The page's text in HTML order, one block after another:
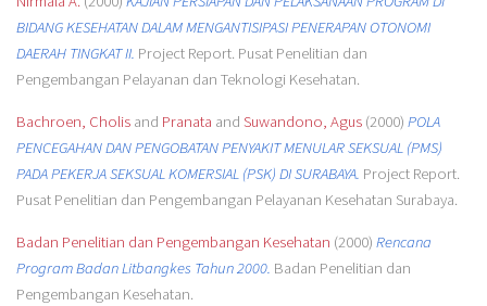
BIDANG KESEHATAN DALAM MENGANTISIPASI PENERAPAN OTONOMI
DAERAH TINGKAT II. Project Report. Pusat Penelitian dan
Pengembangan Pelayanan dan Teknologi Kesehatan.
Bachroen, Cholisand Pranata and Suwandono, Agus(2000) POLA
PENCEGAHAN DAN PENGOBATAN PENYAKIT MENULAR SEKSUAL (PMS)
PADA PEKERJA SEKSUAL KOMERSIAL (PSK) DI SURABAYA. Project Report.
Pusat Penelitian dan Pengembangan Pelayanan Kesehatan Surabaya.
Badan Penelitian dan Pengembangan Kesehatan (2000) Rencana
Program Badan Litbangkes Tahun 2000. Badan Penelitian dan
Pengembangan Kesehatan.